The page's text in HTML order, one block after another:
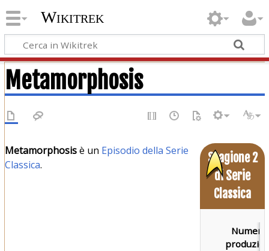
Wikitrek
Metamorphosis
Stagione 2
di Serie
Classica
Metamorphosisè un Episodio della Serie
Classica.